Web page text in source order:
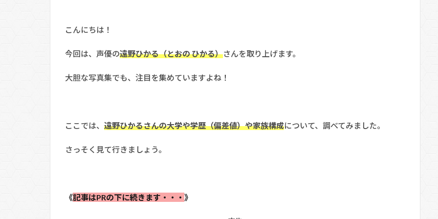
こんにちは！
今回は、声優の遠野ひかる（とおの ひかる）さんを取り上げます。
大胆な写真集でも、注目を集めていますよね！
ここでは、 遠野ひかるさんの大学や学歴（偏差値）や家族構成について、調べてみました。
さっそく見て行きましょう。
《記事はPRの下に続きます・・・ 》